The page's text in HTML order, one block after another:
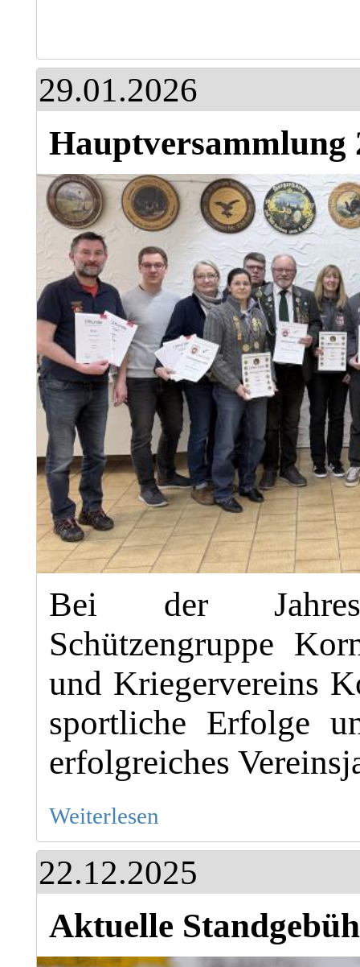
29.01.2026
Hauptversammlung
Bei der
Schützengruppe
und Kriegervereins
sportliche Erfolge
erfolgreiches
Weiterlesen
22.12.2025
Aktuelle